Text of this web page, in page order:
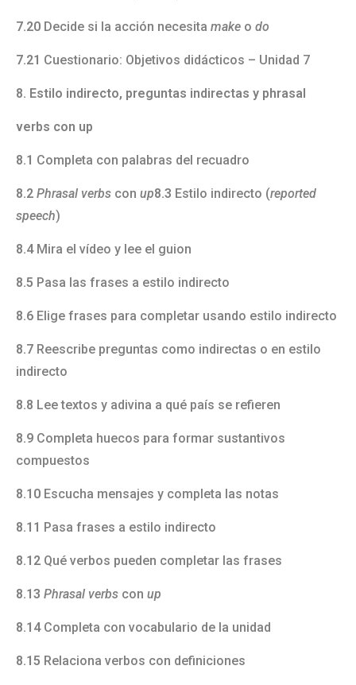
7.20 Decide si la acción necesita make o do
7.21 Cuestionario: Objetivos didácticos – Unidad 7
8. Estilo indirecto, preguntas indirectas y phrasal
verbs con up
8.1 Completa con palabras del recuadro
8.2 Phrasal verbs con up8.3 Estilo indirecto (reported
speech)
8.4Mira el vídeo y lee el guion
8.5 Pasa las frases a estilo indirecto
8.6 Elige frases para completar usando estilo indirecto
8.7 Reescribe preguntas como indirectas o en estilo
indirecto
8.8 Lee textos y adivina a qué país se refieren
8.9 Completa huecos para formar sustantivos
compuestos
8.10 Escucha mensajes y completa las notas
8.11 Pasa frases a estilo indirecto
8.12 Qué verbos pueden completar las frases
8.13 Phrasal verbs con up
8.14Completa con vocabulario de la unidad
8.15 Relaciona verbos con definiciones